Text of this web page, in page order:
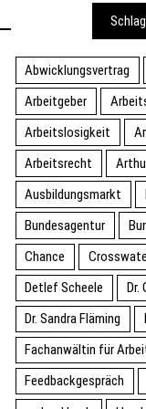
Abwicklungsvertrag
Arbeitgeber
Arbeitslosigkeit
Arbeitsrecht
Ausbildungsmarkt
Bundesagentur
Chance
Detlef Scheele
Dr.
Dr. Sandra Fläming
Fachanwältin für
Feedbackgespräch